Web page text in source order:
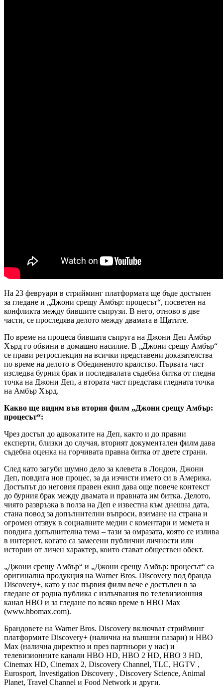
На 23 февруари в стрийминг платформата ще бъде достъпен
за гледане и „Джони срещу Амбър: процесът“, посветен на
конфликта между бившите съпрузи. В него, отново в две
части, се проследява делото между двамата в Щатите.
По време на процеса бившата съпруга на Джони Деп Амбър
Хърд го обвини в домашно насилие. В „Джони срещу Амбър“
се прави ретроспекция на всички представени доказателства
по време на делото в Обединеното кралство. Първата част
изследва бурния брак и последвалата съдебна битка от гледна
точка на Джони Деп, а втората част представя гледната точка
на Амбър Хърд.
Какво ще видим във втория филм „Джони срещу Амбър:
процесът“:
Чрез достъп до адвокатите на Деп, както и до правни
експерти, близки до случая, вторият документален филм дава
съдебна оценка на горчивата правна битка от двете страни.
След като загуби шумно дело за клевета в Лондон, Джони
Деп, повдига нов процес, за да изчисти името си в Америка.
Достъпът до неговия правен екип дава още повече контекст
до бурния брак между двамата и правната им битка. Делото,
чиято развръзка в полза на Деп е известна към днешна дата,
стана повод за допълнителни въпроси, взимане на страна и
огромен отзвук в социалните медии с коментари и мемета и
повдига допълнителна тема – тази за омразата, която се излива
в интернет, когато са замесени публични личности или
истории от личен характер, които стават обществен обект.
„Джони срещу Амбър“ и „Джони срещу Амбър: процесът“ са
оригинална продукция на Warner Bros. Discovery под бранда
Discovery+, като у нас първия филм вече е достъпен в за
гледане от родна публика с излъчвания по телевизионния
канал HBO и за гледане по всяко време в HBO Max
(www.hbomax.com).
Брандовете на Warner Bros. Discovery включват стрийминг
платформите Discovery+ (налична на външни пазари) и HBO
Max (налична директно и през партньори у нас) и
телевизионните канали HBO HD, HBO 2 HD, HBO 3 HD,
Cinemax HD, Cinemax 2, Discovery Channel, TLC, HGTV ,
Eurosport, Investigation Discovery , Discovery Science, Animal
Planet, Travel Channel и Food Network и други.